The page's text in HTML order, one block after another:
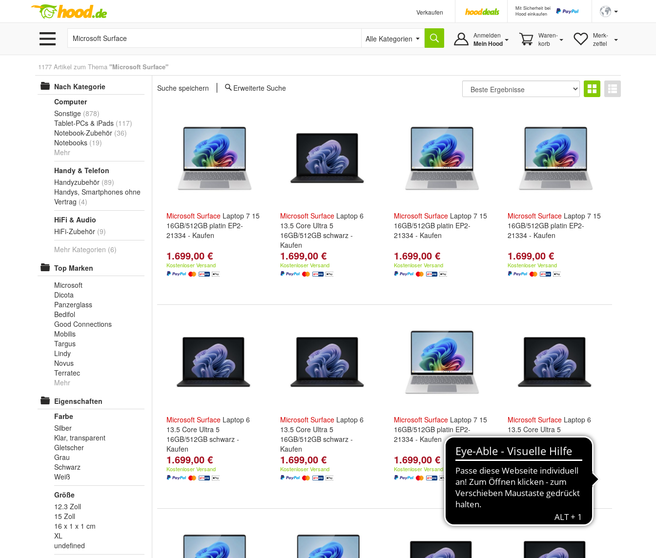
Verkaufen
Mit Sicherheit bei
Hood einkaufen
Alle Kategorien Anmelden
Mein Hood
Waren-
korb
Merk-
zettel
1177 Artikel zum Thema "Microsoft Surface"
Nach Kategorie
Computer
Sonstige (878)
Tablet-PCs & iPads (117)
Notebook-Zubehör (36)
Notebooks (19)
Mehr
Handy & Telefon
Handyzubehör (89)
Handys, Smartphones ohne
Vertrag (4)
HiFi & Audio
HiFi-Zubehör (9)
Mehr Kategorien (6)
Top Marken
Microsoft
Dicota
Panzerglass
Bedifol
Good Connections
Mobilis
Targus
Lindy
Novus
Terratec
Mehr
Eigenschaften
Farbe
Silber
Klar, transparent
Gletscher
Grau
Schwarz
Weiß
Größe
12.3 Zoll
15 Zoll
16 x 1 x 1 cm
XL
undefined
Suche speichern Erweiterte Suche
Microsoft Surface Laptop 7 15
16GB/512GB platin EP2-
21334 - Kaufen
1.699,00 €
Kostenloser Versand
Microsoft Surface Laptop 6
13.5 Core Ultra 5
16GB/512GB schwarz -
Kaufen
1.699,00 €
Kostenloser Versand
Microsoft Surface Laptop 7 15
16GB/512GB platin EP2-
21334 - Kaufen
1.699,00 €
Kostenloser Versand
Microsoft Surface Laptop 7 15
16GB/512GB platin EP2-
21334 - Kaufen
1.699,00 €
Kostenloser Versand
Microsoft Surface Laptop 6
13.5 Core Ultra 5
16GB/512GB schwarz -
Kaufen
1.699,00 €
Kostenloser Versand
Microsoft Surface Laptop 6
13.5 Core Ultra 5
16GB/512GB schwarz -
Kaufen
1.699,00 €
Kostenloser Versand
Microsoft Surface Laptop 7 15
16GB/512GB platin EP2-
21334 - Kaufen
1.699,00 €
Kostenloser Versand
Microsoft Surface Laptop 6
13.5 Core Ultra 5
16GB/512GB schwarz -
Kaufen
1.699,00 €
Kostenloser Versand